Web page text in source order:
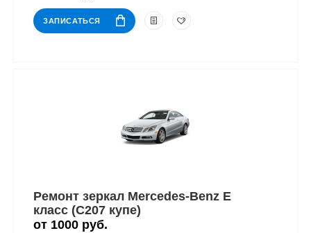
ЗАПИСАТЬСЯ
Ремонт зеркал Mercedes-Benz E
класс (C207 купе)
от 1000 руб.